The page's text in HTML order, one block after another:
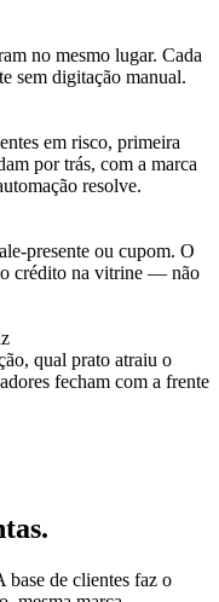
no mesmo lugar. Cada
sem digitação manual.
em risco, primeira
por trás, com a marca
resolve.
presente ou cupom. O
o crédito na vitrine — não
qual prato atraiu o
fecham com a frente
de clientes faz o